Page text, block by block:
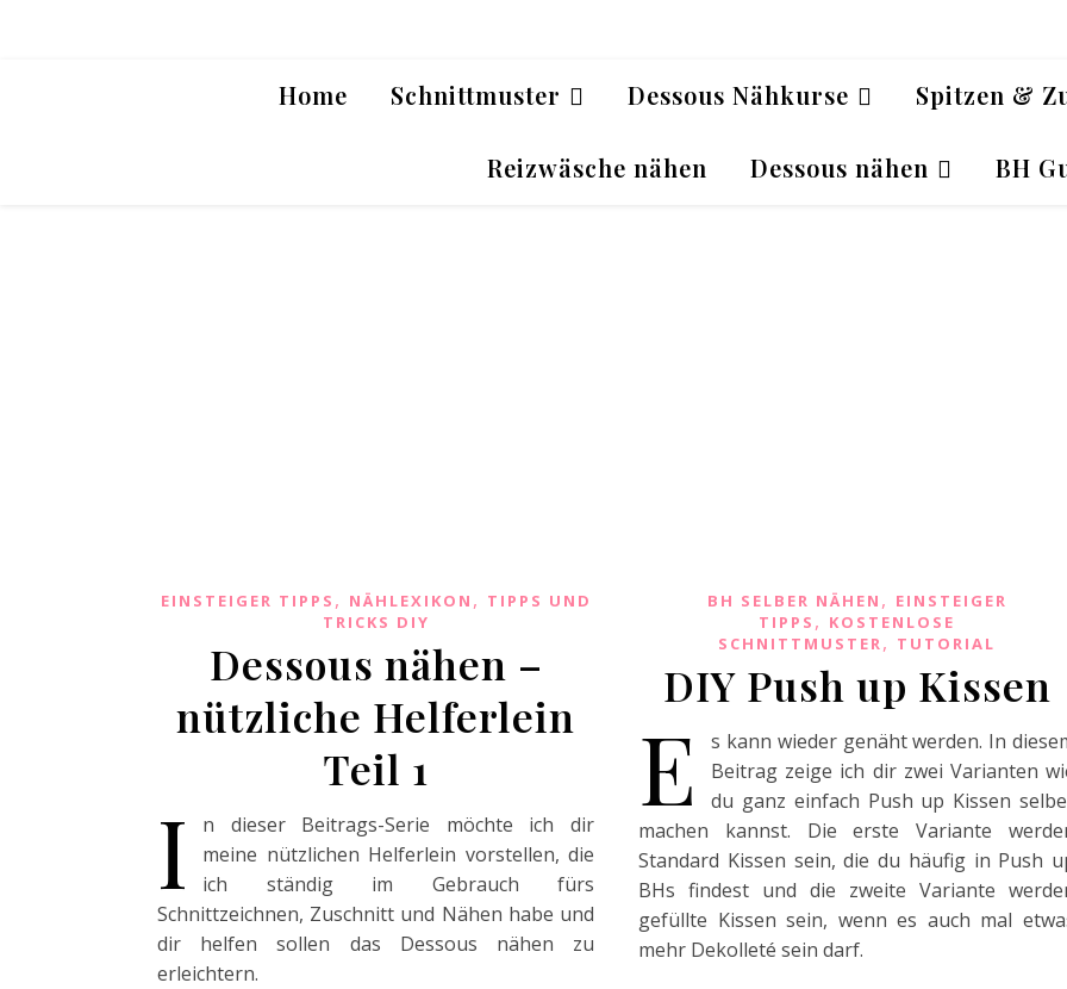
Home Schnittmuster Dessous Nähkurse Spitzen &
Reizwäsche nähen Dessous nähen BH
EINSTEIGER TIPPS , NÄHLEXIKON , TIPPS UND
TRICKS DIY
Dessous nähen –
nützliche Helferlein
Teil 1
I
n dieser Beitrags-Serie möchte ich dir
meine nützlichen Helferlein vorstellen, die
ich ständig im Gebrauch fürs
Schnittzeichnen, Zuschnitt und Nähen habe und
dir helfen sollen das Dessous nähen zu
erleichtern.
BH SELBER NÄHEN , EINSTEIGER
TIPPS , KOSTENLOSE
SCHNITTMUSTER, TUTORIAL
DIY Push up Kissen
E
s kann wieder genäht werden. In
Beitrag zeige ich dir zwei Varianten
du ganz einfach Push up Kissen
machen kannst. Die erste Variante
Standard Kissen sein, die du häufig in Push
BHs findest und die zweite Variante
gefüllte Kissen sein, wenn es auch mal
mehr Dekolleté sein darf.